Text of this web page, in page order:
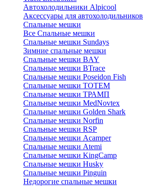
Автохолодильники Alpicool
Аксессуары для автохолодильников
Спальные мешки
Все Спальные мешки
Спальные мешки Sundays
Зимние спальные мешки
Спальные мешки BAY
Спальные мешки BTrace
Спальные мешки Poseidon Fish
Спальные мешки ТОТЕМ
Спальные мешки ТРАМП
Cпальные мешки MedNovtex
Спальные мешки Golden Shark
Спальные мешки Norfin
Спальные мешки RSP
Спальные мешки Acamper
Спальные мешки Atemi
Спальные мешки KingCamp
Спальные мешки Husky
Спальные мешки Pinguin
Недорогие спальные мешки